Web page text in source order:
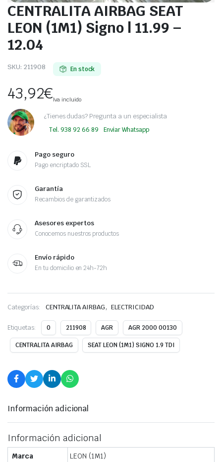
CENTRALITA AIRBAG SEAT
LEON (1M1) Signo | 11.99 –
12.04
SKU: 211908 En stock
43,92€Iva incluido
¿Tienes dudas? Pregunta a un especialista
Tel. 938 92 66 89 Enviar Whatsapp
Pago seguro
Pago encriptado SSL
Garantía
Recambios de garantizados
Asesores expertos
Conocemos nuestros productos
Envío rápido
En tu domicilio en 24h-72h
Categorías: CENTRALITA AIRBAG, ELECTRICIDAD
Etiquetas: 0 211908 AGR AGR 2000 00130
CENTRALITA AIRBAG SEAT LEON (1M1) SIGNO 1.9 TDI
Información adicional
Información adicional
Marca
LEON (1M1)